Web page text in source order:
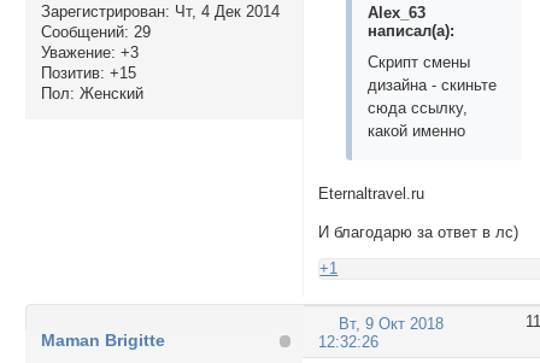
Зарегистрирован: Чт, 4 Дек 2014
Сообщений: 29
Уважение: +3
Позитив: +15
Пол: Женский
Alex_63
написал(а):
Скрипт смены
дизайна - скиньте
сюда ссылку,
какой именно
Eternaltravel.ru
И благодарю за ответ в лс)
+1
11
Вт, 9 Окт 2018
12:32:26
Maman Brigitte